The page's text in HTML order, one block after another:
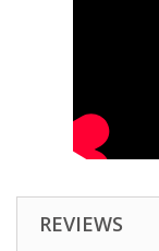
REVIEWS